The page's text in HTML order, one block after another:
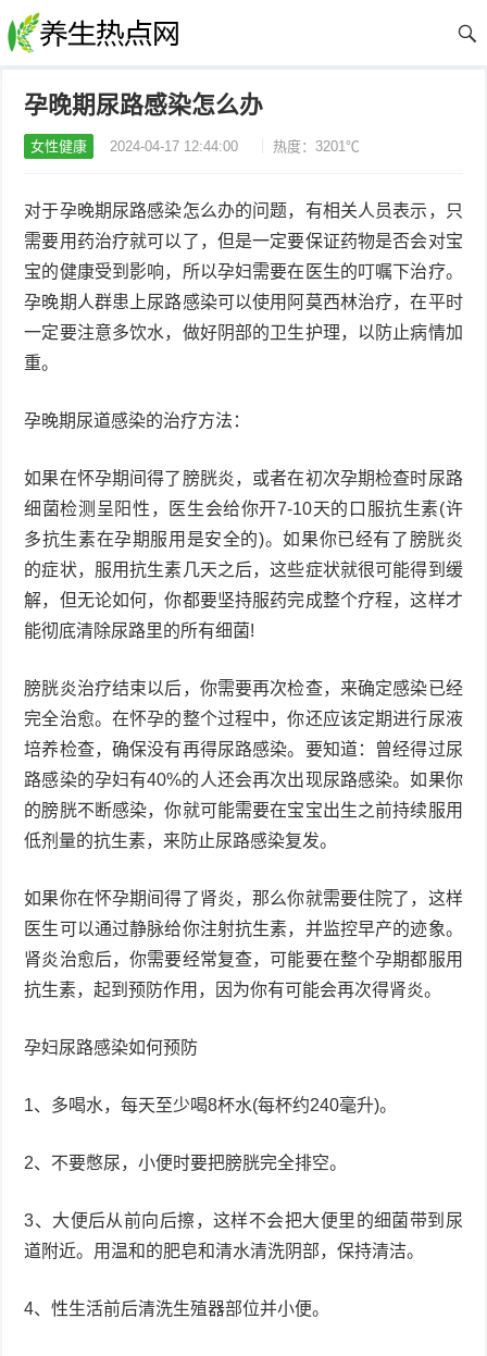
孕晚期尿路感染怎么办
女性健康 2024-04-17 12:44:00 热度：3201℃
对于孕晚期尿路感染怎么办的问题，有相关人员表示，只
需要用药治疗就可以了，但是一定要保证药物是否会对宝
宝的健康受到影响，所以孕妇需要在医生的叮嘱下治疗。
孕晚期人群患上尿路感染可以使用阿莫西林治疗，在平时
一定要注意多饮水，做好阴部的卫生护理，以防止病情加
重。
孕晚期尿道感染的治疗方法：
如果在怀孕期间得了膀胱炎，或者在初次孕期检查时尿路
细菌检测呈阳性，医生会给你开7-10天的口服抗生素(许
多抗生素在孕期服用是安全的)。如果你已经有了膀胱炎
的症状，服用抗生素几天之后，这些症状就很可能得到缓
解，但无论如何，你都要坚持服药完成整个疗程，这样才
能彻底清除尿路里的所有细菌!
膀胱炎治疗结束以后，你需要再次检查，来确定感染已经
完全治愈。在怀孕的整个过程中，你还应该定期进行尿液
培养检查，确保没有再得尿路感染。要知道：曾经得过尿
路感染的孕妇有40%的人还会再次出现尿路感染。如果你
的膀胱不断感染，你就可能需要在宝宝出生之前持续服用
低剂量的抗生素，来防止尿路感染复发。
如果你在怀孕期间得了肾炎，那么你就需要住院了，这样
医生可以通过静脉给你注射抗生素，并监控早产的迹象。
肾炎治愈后，你需要经常复查，可能要在整个孕期都服用
抗生素，起到预防作用，因为你有可能会再次得肾炎。
孕妇尿路感染如何预防
1、多喝水，每天至少喝8杯水(每杯约240毫升)。
2、不要憋尿，小便时要把膀胱完全排空。
3、大便后从前向后擦，这样不会把大便里的细菌带到尿
道附近。用温和的肥皂和清水清洗阴部，保持清洁。
4、性生活前后清洗生殖器部位并小便。